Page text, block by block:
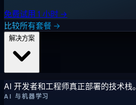
免费试用 1 小时 →
比较所有套餐 →
AI 开发者和工程师真正部署的技术栈。
AI 与机器学习